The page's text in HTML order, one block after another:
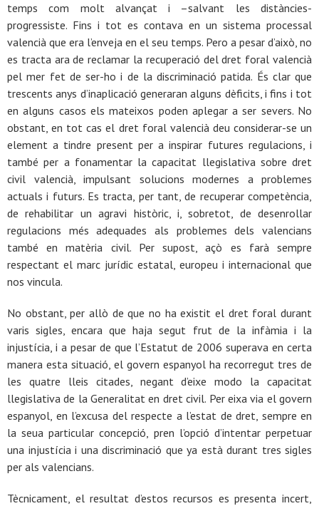
temps com molt alvançat i –salvant les distàncies-
progressiste. Fins i tot es contava en un sistema processal
valencià que era l’enveja en el seu temps. Pero a pesar d’això, no
es tracta ara de reclamar la recuperació del dret foral valencià
pel mer fet de ser-ho i de la discriminació patida. És clar que
trescents anys d’inaplicació generaran alguns dèficits, i fins i tot
en alguns casos els mateixos poden aplegar a ser severs. No
obstant, en tot cas el dret foral valencià deu considerar-se un
element a tindre present per a inspirar futures regulacions, i
també per a fonamentar la capacitat llegislativa sobre dret
civil valencià, impulsant solucions modernes a problemes
actuals i futurs. Es tracta, per tant, de recuperar competència,
de rehabilitar un agravi històric, i, sobretot, de desenrollar
regulacions més adequades als problemes dels valencians
també en matèria civil. Per supost, açò es farà sempre
respectant el marc jurídic estatal, europeu i internacional que
nos vincula.
No obstant, per allò de que no ha existit el dret foral durant
varis sigles, encara que haja segut frut de la infàmia i la
injustícia, i a pesar de que l’Estatut de 2006 superava en certa
manera esta situació, el govern espanyol ha recorregut tres de
les quatre lleis citades, negant d’eixe modo la capacitat
llegislativa de la Generalitat en dret civil. Per eixa via el govern
espanyol, en l’excusa del respecte a l’estat de dret, sempre en
la seua particular concepció, pren l’opció d’intentar perpetuar
una injustícia i una discriminació que ya està durant tres sigles
per als valencians.
Tècnicament, el resultat d’estos recursos es presenta incert,